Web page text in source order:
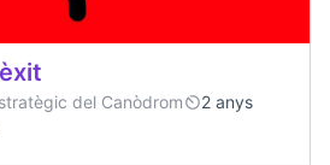
del Canòdrom
2 anys